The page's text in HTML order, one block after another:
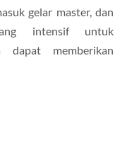
gelar master, dan
intensif untuk
dapat memberikan